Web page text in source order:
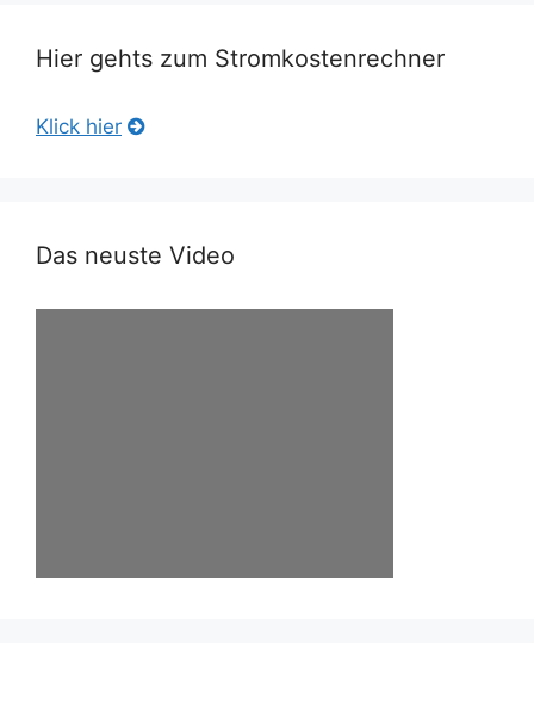
Hier gehts zum Stromkostenrechner
Klick hier
Das neuste Video